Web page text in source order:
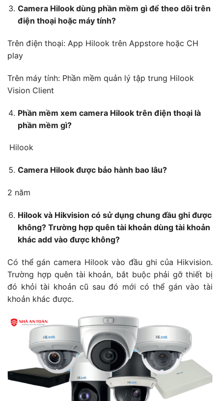
Camera Hilook dùng phần mềm gì để theo dõi trên
điện thoại hoặc máy tính?
Trên điện thoại: App Hilook trên Appstore hoặc CH
play
Trên máy tính: Phần mềm quản lý tập trung Hilook
Vision Client
Phần mềm xem camera Hilook trên điện thoại là
phần mềm gì?
Hilook
Camera Hilook được bảo hành bao lâu?
2 năm
Hilook và Hikvision có sử dụng chung đầu ghi được
không? Trường hợp quên tài khoản dùng tài khoản
khác add vào được không?
Có thể gán camera Hilook vào đầu ghi của Hikvision.
Trường hợp quên tài khoản, bắt buộc phải gỡ thiết bị
đó khỏi tài khoản cũ sau đó mới có thể gán vào tài
khoản khác được.